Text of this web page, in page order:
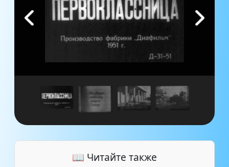
📖 Читайте также